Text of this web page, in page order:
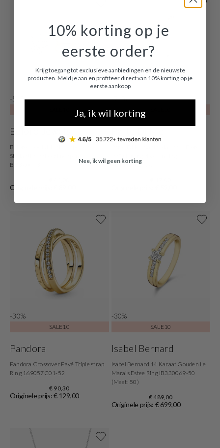
-51%
Beloro Jewels
Beloro Jewels Monte Napoleone
Stella 9 karaat oorknoppen
BO360013
Originele prijs: € 89,00
-71%
PDM33025-56
-30%
SALE10
Pandora
Pandora Crossover Pavé Triple strap
Ring 169057C01-52
€ 90,30
Originele prijs: € 129,00
-30%
SALE10
Isabel Bernard
Isabel Bernard 14 Karaat Gouden Le
Marais Estee Ring IB330069-50
(Maat: 50)
€ 489,00
Originele prijs: € 699,00
10% korting op je
eerste order?
Krijg toegang tot exclusieve aanbiedingen en de nieuwste
producten. Meld je aan en profiteer direct van 10% korting op je
eerste aankoop
Ja, ik wil korting
Nee, ik wil geen korting